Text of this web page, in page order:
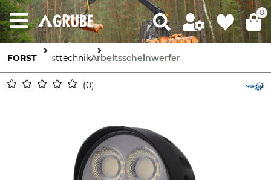
0
FORST ForsttechnikArbeitsscheinwerfer
0